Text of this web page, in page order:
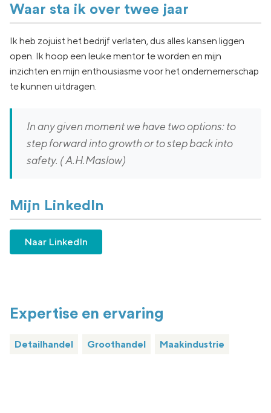
Waar sta ik over twee jaar
Ik heb zojuist het bedrijf verlaten, dus alles kansen liggen
open. Ik hoop een leuke mentor te worden en mijn
inzichten en mijn enthousiasme voor het ondernemerschap
te kunnen uitdragen.
In any given moment we have two options: to
step forward into growth or to step back into
safety. ( A.H.Maslow)
Mijn LinkedIn
Naar LinkedIn
Expertise en ervaring
Detailhandel Groothandel Maakindustrie